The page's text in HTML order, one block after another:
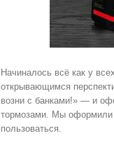
Начиналось всё как у
открывающимся
возни с банками!» — и
тормозами. Мы оформили
пользоваться.